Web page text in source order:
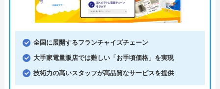
全国に展開するフランチャイズチェーン
大手家電量販店では難しい「お手頃価格」を実現
技術力の高いスタッフが高品質なサービスを提供